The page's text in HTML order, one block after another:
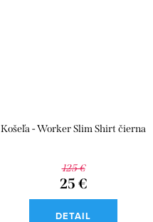
Košeľa - Worker Slim Shirt čierna
125 €
25 €
DETAIL